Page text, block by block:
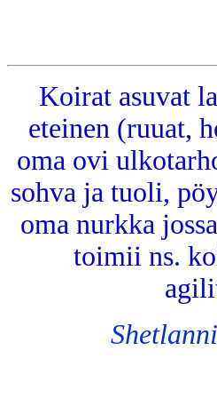
Koirat asuvat
eteinen (ruuat,
oma ovi
sohva ja tuoli,
oma nurkka
toimii ns.